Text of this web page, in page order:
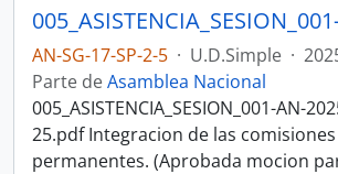
AN-SG-17-SP-2-5 · U.D.Simple ·
Parte deAsamblea Nacional
005_ASISTENCIA_SESION_001-AN-
25.pdf Integracion de las
permanentes. (Aprobada mocion